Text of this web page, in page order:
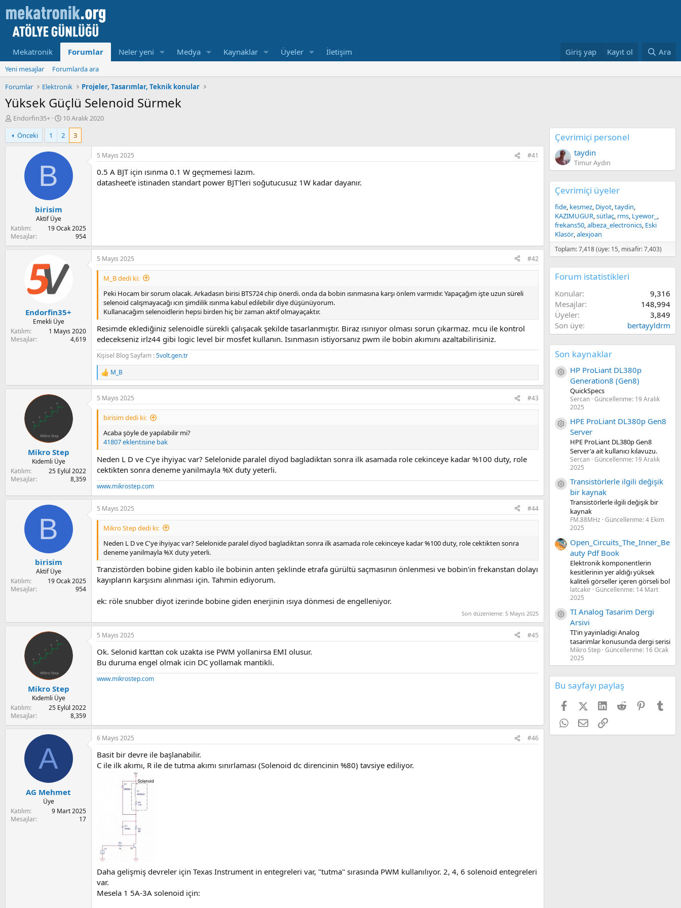
Mekatronik Forumlar Neler yeni Medya Kaynaklar Üyeler İletişim Giriş yap Kayıt ol Ara
Yeni mesajlar
Forumlarda ara
Forumlar
Elektronik Projeler, Tasarımlar, Teknik konular
Yüksek Güçlü Selenoid Sürmek
K
o
n
u
a
n
Endorfin35+
B
a
ş
l
a
m
i
10 Aralık 2020
Önceki
1 2 3
B
birisim
Aktif Üye
Katılım
19 Ocak 2025
Mesajlar
954
5 Mayıs 2025 #41
0.5 A BJT için ısınma 0.1 W geçmemesi lazım.
datasheet'e istinaden standart power BJT'leri soğutucusuz 1W kadar dayanır.
Endorfin35+
Emekli Üye
Katılım
1 Mayıs 2020
Mesajlar
4,619
5 Mayıs 2025 #42
M_B dedi ki:
Peki Hocam bir sorum olacak. Arkadasın birisi BTS724 chip önerdi. onda da bobin ısınmasına karşı önlem varmıdır. Yapaçağım işte uzun süreli
selenoid calışmayacağı ıcın şimdilik ısınma kabul edilebilir diye düşünüyorum.
Kullanacağım selenoidlerin hepsi birden hiç bir zaman aktif olmayaçaktır.
Resimde eklediğiniz selenoidle sürekli çalışacak şekilde tasarlanmıştır. Biraz ısınıyor olması sorun çıkarmaz. mcu ile kontrol
edecekseniz irlz44 gibi logic level bir mosfet kullanın. Isınmasın istiyorsanız pwm ile bobin akımını azaltabilirisiniz.
Kişisel Blog Sayfam :5volt.gen.tr
R
e
a
c
t
n
:
M_B
Mikro Step
Kıdemli Üye
Katılım
25 Eylül 2022
Mesajlar
8,359
5 Mayıs 2025 #43
birisim dedi ki:
Acaba şöyle de yapılabilir mi?
41807 eklentisine bak
Neden L D ve C'ye ihyiyac var? Selelonide paralel diyod bagladiktan sonra ilk asamada role cekinceye kadar %100 duty, role
cektikten sonra deneme yanilmayla %X duty yeterli.
www.mikrostep.com
B
birisim
Aktif Üye
Katılım
19 Ocak 2025
Mesajlar
954
5 Mayıs 2025 #44
Mikro Step dedi ki:
Neden L D ve C'ye ihyiyac var? Selelonide paralel diyod bagladiktan sonra ilk asamada role cekinceye kadar %100 duty, role cektikten sonra
deneme yanilmayla %X duty yeterli.
Tranzistörden bobine giden kablo ile bobinin anten şeklinde etrafa gürültü saçmasının önlenmesi ve bobin'in frekanstan dolayı
kayıpların karşısını alınması için. Tahmin ediyorum.
ek: röle snubber diyot izerinde bobine giden enerjinin ısıya dönmesi de engelleniyor.
Son düzenleme: 5 Mayıs 2025
Mikro Step
Kıdemli Üye
Katılım
25 Eylül 2022
Mesajlar
8,359
5 Mayıs 2025 #45
Ok. Selonid karttan cok uzakta ise PWM yollanirsa EMI olusur.
Bu duruma engel olmak icin DC yollamak mantikli.
www.mikrostep.com
A
AG Mehmet
Üye
Katılım
9 Mart 2025
Mesajlar
17
6 Mayıs 2025 #46
Basit bir devre ile başlanabilir.
C ile ilk akımı, R ile de tutma akımı sınırlaması (Solenoid dc direncinin %80) tavsiye ediliyor.
Daha gelişmiş devreler için Texas Instrument in entegreleri var, "tutma" sırasında PWM kullanılıyor. 2, 4, 6 solenoid entegreleri
var.
Mesela 1 5A-3A solenoid için:
Çevrimiçi personel
taydin
Timur Aydın
Çevrimiçi üyeler
fide kesmez Diyot taydin
KAZIMUGUR sütlaç rms Lyewor_
frekans50 albeza_electronics Eski
Klasör alexjoan
Toplam: 7,418 (üye: 15, misafir: 7,403)
Forum istatistikleri
Konular
9,316
Mesajlar
148,994
Üyeler
3,849
Son üye
bertayyldrm
Son kaynaklar
Kaynak ikon/amblem
HP ProLiant DL380p
Generation8 (Gen8)
QuickSpecs
Sercan Güncellenme: 19 Aralık
2025
Kaynak ikon/amblem
HPE ProLiant DL380p Gen8
Server
HPE ProLiant DL380p Gen8
Server'a ait kullanıcı kılavuzu.
Sercan Güncellenme: 19 Aralık
2025
Kaynak ikon/amblem
Transistörlerle ilgili değişik
bir kaynak
Transistörlerle ilgili değişik bir
kaynak
FM.88MHz Güncellenme:4 Ekim
2025
Open_Circuits_The_Inner_Be
auty Pdf Book
Elektronik komponentlerin
kesitlerinin yer aldığı yüksek
kaliteli görseller içeren görseli bol
latcakir Güncellenme: 14 Mart
2025
Kaynak ikon/amblem
TI Analog Tasarim Dergi
Arsivi
TI'in yayinladigi Analog
tasarimlar konusunda dergi serisi
Mikro Step Güncellenme: 16 Ocak
2025
Bu sayfayı paylaş
FacebookX (Twitter)
LinkedIn
Reddit Pinterest
WhatsApp
E-postaLink